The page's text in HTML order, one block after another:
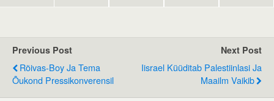
Previous Post
Rõivas-Boy Ja Tema
Õukond Pressikonverensil
Next Post
Iisrael Küüditab Palestiinlasi Ja
Maailm Vaikib